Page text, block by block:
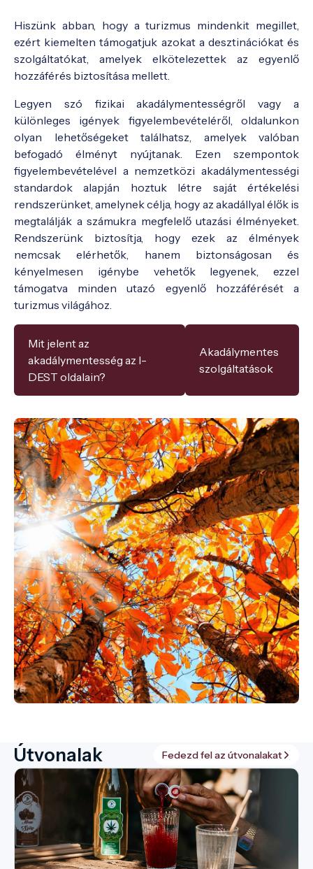
Hiszünk abban, hogy a turizmus mindenkit megillet,
ezért kiemelten támogatjuk azokat a desztinációkat és
szolgáltatókat, amelyek elkötelezettek az egyenlő
hozzáférés biztosítása mellett.
Legyen szó fizikai akadálymentességről vagy a
különleges igények figyelembevételéről, oldalunkon
olyan lehetőségeket találhatsz, amelyek valóban
befogadó élményt nyújtanak. Ezen szempontok
figyelembevételével a nemzetközi akadálymentességi
standardok alapján hoztuk létre saját értékelési
rendszerünket, amelynek célja, hogy az akadállyal élők is
megtalálják a számukra megfelelő utazási élményeket.
Rendszerünk biztosítja, hogy ezek az élmények
nemcsak elérhetők, hanem biztonságosan és
kényelmesen igénybe vehetők legyenek, ezzel
támogatva minden utazó egyenlő hozzáférését a
turizmus világához.
Mit jelent az
akadálymentesség az I-
DEST oldalain?
Akadálymentes
szolgáltatások
Útvonalak Fedezd fel az útvonalakat